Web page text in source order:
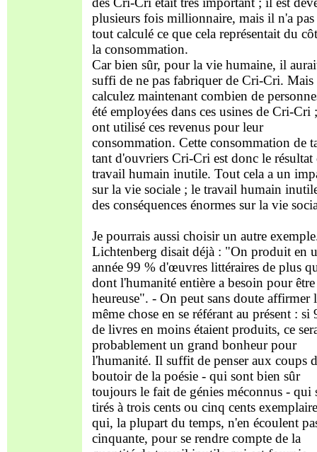
plusieurs fois millionnaire, mais il n'a
tout calculé ce que cela représentait du
la consommation.
Car bien sûr, pour la vie humaine, il
suffi de ne pas fabriquer de Cri-Cri. Mais
calculez maintenant combien de
été employées dans ces usines de Cri-Cri
ont utilisé ces revenus pour leur
consommation. Cette consommation de
tant d'ouvriers Cri-Cri est donc le résultat
travail humain inutile. Tout cela a un
sur la vie sociale ; le travail humain
des conséquences énormes sur la vie
Je pourrais aussi choisir un autre
Lichtenberg disait déjà : "On produit en
année 99 % d'œuvres littéraires de plus
dont l'humanité entière a besoin pour être
heureuse". - On peut sans doute affirmer
même chose en se référant au présent : si
de livres en moins étaient produits, ce
probablement un grand bonheur pour
l'humanité. Il suffit de penser aux coups
boutoir de la poésie - qui sont bien sûr
toujours le fait de génies méconnus - qui
tirés à trois cents ou cinq cents
qui, la plupart du temps, n'en écoulent
cinquante, pour se rendre compte de la